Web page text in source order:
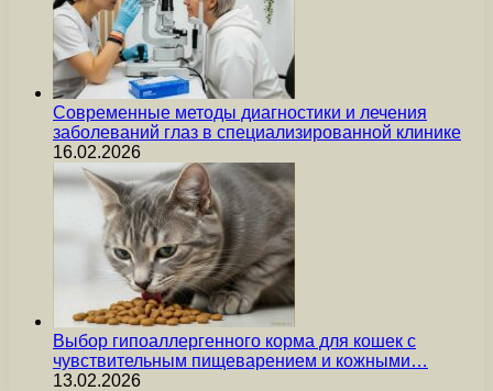
Современные методы диагностики и лечения
заболеваний глаз в специализированной клинике
16.02.2026
Выбор гипоаллергенного корма для кошек с
чувствительным пищеварением и кожными…
13.02.2026